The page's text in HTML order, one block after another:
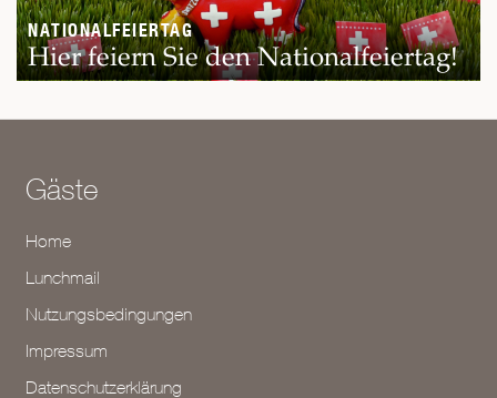
NATIONALFEIERTAG
Hier feiern Sie den Nationalfeiertag!
Gäste
Home
Lunchmail
Nutzungsbedingungen
Impressum
Datenschutzerklärung